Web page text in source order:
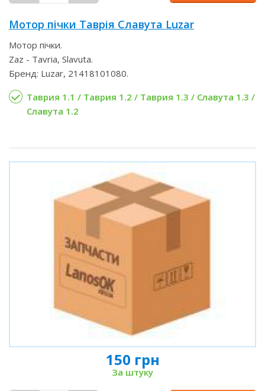
Мотор пічки Таврія Славута Luzar
Мотор пічки.
Zaz - Tavria, Slavuta.
Бренд: Luzar, 21418101080.
Таврия 1.1 / Таврия 1.2 / Таврия 1.3 / Славута 1.3 /
Славута 1.2
150 грн
За штуку